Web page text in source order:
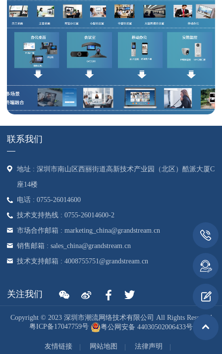
线的音视频终端；
基于Web网页可视化管理，页面友
好易操作，不需要专业管理人员，
即可完成日常管理与维护；
终端零配置机制，潮流音视频终端
即插即用。
联系我们
地址 : 深圳市南山区西丽街道高新技术产业园（北区）酷派大厦C
座14楼
电话 : 0755-26014600
技术支持热线 : 0755-26014600-2
市场合作邮箱 : marketing_china@grandstream.cn
销售邮箱 : sales_china@grandstream.cn
技术支持邮箱 : 4008755751@grandstream.cn
关注我们
Copyright © 2023 深圳市潮流网络技术有限公司 All Rights Reserved
粤ICP备17047759号
粤公网安备 44030502006433号
友情链接 网站地图 法律声明